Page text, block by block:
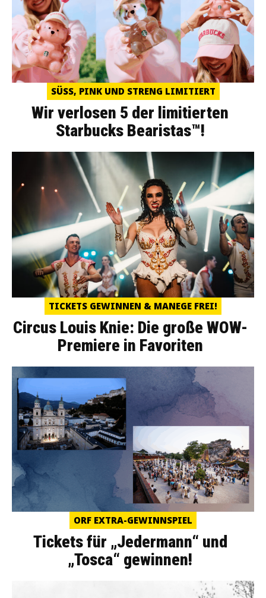
SÜSS, PINK UND STRENG LIMITIERT
Wir verlosen 5 der limitierten
Starbucks Bearistas™!
TICKETS GEWINNEN & MANEGE FREI!
Circus Louis Knie: Die große WOW-
Premiere in Favoriten
ORF EXTRA-GEWINNSPIEL
Tickets für „Jedermann“ und
„Tosca“ gewinnen!